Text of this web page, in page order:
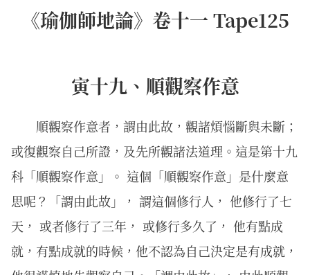
《瑜伽師地論》卷十一 Tape125
寅十九、順觀察作意
順觀察作意者，謂由此故，觀諸煩惱斷與未斷；
或復觀察自己所證，及先所觀諸法道理。這是第十九
科「順觀察作意」。 這個「順觀察作意」是什麼意
思呢？「謂由此故」， 謂這個修行人， 他修行了七
天， 或者修行了三年， 或修行多久了， 他有點成
就，有點成就的時候，他不認為自己決定是有成就，